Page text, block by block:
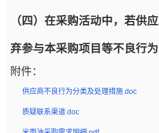
（四）在采购活动中，若供
弃参与本采购项目等不良行
附件：
供应商不良行为分类及处理措施.doc
质疑联系渠道.doc